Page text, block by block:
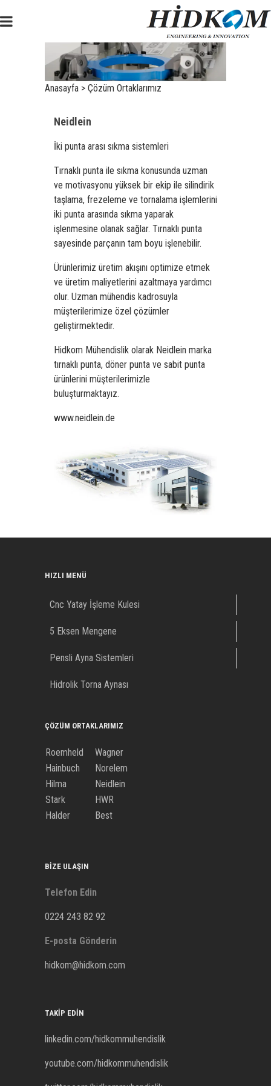
Anasayfa > Çözüm Ortaklarımız
Neidlein
İki punta arası sıkma sistemleri
Tırnaklı punta ile sıkma konusunda uzman
ve motivasyonu yüksek bir ekip ile silindirik
taşlama, frezeleme ve tornalama işlemlerini
iki punta arasında sıkma yaparak
işlenmesine olanak sağlar. Tırnaklı punta
sayesinde parçanın tam boyu işlenebilir.
Ürünlerimiz üretim akışını optimize etmek
ve üretim maliyetlerini azaltmaya yardımcı
olur. Uzman mühendis kadrosuyla
müşterilerimize özel çözümler
geliştirmektedir.
Hidkom Mühendislik olarak Neidlein marka
tırnaklı punta, döner punta ve sabit punta
ürünlerini müşterilerimizle
buluşturmaktayız.
www.neidlein.de
HIZLI MENÜ
Cnc Yatay İşleme Kulesi
5 Eksen Mengene
Pensli Ayna Sistemleri
Hidrolik Torna Aynası
ÇÖZÜM ORTAKLARIMIZ
Roemheld
Wagner
Hainbuch
Norelem
Hilma
Neidlein
Stark
HWR
Halder
Best
BIZE ULAŞIN
Telefon Edin
0224 243 82 92
E-posta Gönderin
hidkom@hidkom.com
TAKIP EDIN
linkedin.com/hidkommuhendislik
youtube.com/hidkommuhendislik